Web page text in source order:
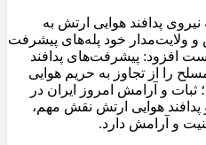
نیروی پدافند هوایی ارتش به
ولایت‌مدار خود پله‌های پیشرفت
افزود: پیشرفت‌های پدافند
را از تجاوز به حریم هوایی
و آرامش امروز ایران در
هوایی ارتش نقش مهم،
و آرامش دارد.